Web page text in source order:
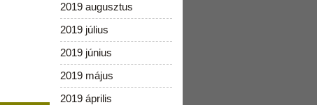
2019 augusztus
2019 július
2019 június
2019 május
2019 április